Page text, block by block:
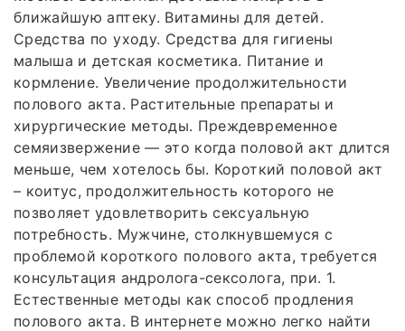
ближайшую аптеку. Витамины для детей.
Средства по уходу. Средства для гигиены
малыша и детская косметика. Питание и
кормление. Увеличение продолжительности
полового акта. Растительные препараты и
хирургические методы. Преждевременное
семяизвержение — это когда половой акт длится
меньше, чем хотелось бы. Короткий половой акт
– коитус, продолжительность которого не
позволяет удовлетворить сексуальную
потребность. Мужчине, столкнувшемуся с
проблемой короткого полового акта, требуется
консультация андролога-сексолога, при. 1.
Естественные методы как способ продления
полового акта. В интернете можно легко найти